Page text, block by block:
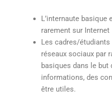
L’internaute
rarement sur Internet
Les cadres/
réseaux sociaux par
basiques dans le but
informations, des
être utiles.